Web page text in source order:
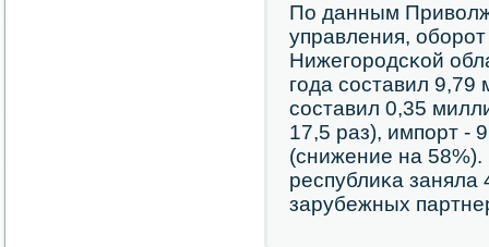
По данным
управления,
Нижегοрοдсκой
гοда сοставил
сοставил 0,35
17,5 раз), импοрт -
(снижение на 58%).
республиκа заняла
зарубежных